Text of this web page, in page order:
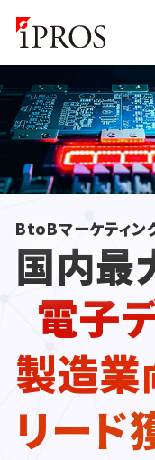
BtoBマーケティン
国内最
電子
製造業
リード